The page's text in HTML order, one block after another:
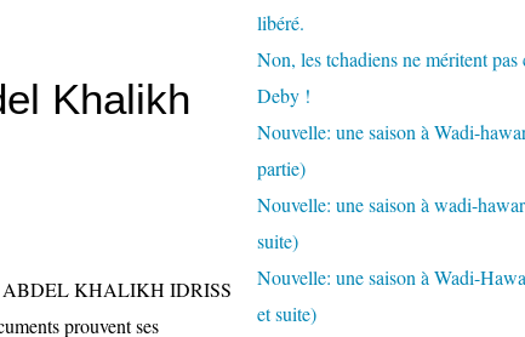
Khalikh
ABDEL KHALIKH IDRISS
prouvent ses
libéré.
Non, les tchadiens ne méritent pas
Deby !
Nouvelle: une saison à Wadi-
partie)
Nouvelle: une saison à wadi-
suite)
Nouvelle: une saison à Wadi-
et suite)